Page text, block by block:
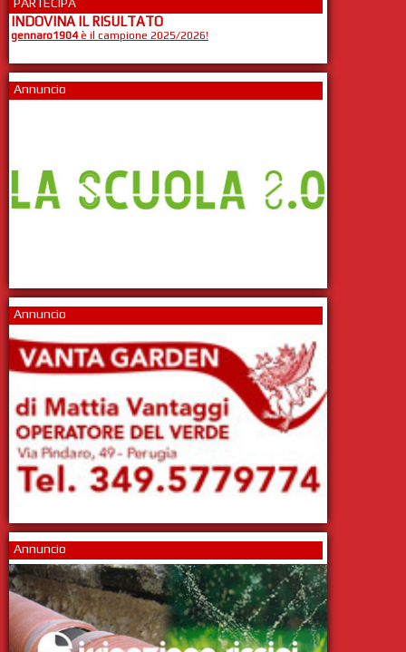
INDOVINA IL RISULTATO
gennaro1904è il campione 2025/2026!
Annuncio
Annuncio
Annuncio